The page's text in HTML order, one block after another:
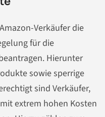
Verkäufer die
für die
Hierunter
sowie sperrige
sind Verkäufer,
extrem hohen Kosten